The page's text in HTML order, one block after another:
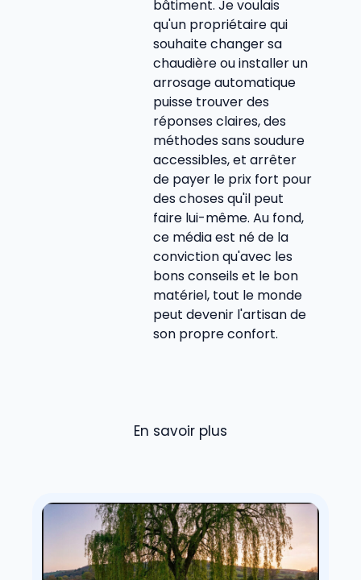
bâtiment. Je voulais
qu'un propriétaire qui
souhaite changer sa
chaudière ou installer un
arrosage automatique
puisse trouver des
réponses claires, des
méthodes sans soudure
accessibles, et arrêter
de payer le prix fort pour
des choses qu'il peut
faire lui-même. Au fond,
ce média est né de la
conviction qu'avec les
bons conseils et le bon
matériel, tout le monde
peut devenir l'artisan de
son propre confort.
En savoir plus